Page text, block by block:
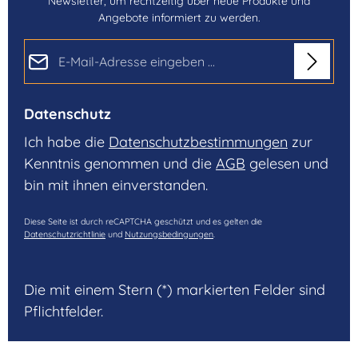
Angebote informiert zu werden.
Datenschutz
Ich habe die Datenschutzbestimmungen zur
Kenntnis genommen und die AGB gelesen und
bin mit ihnen einverstanden.
Diese Seite ist durch reCAPTCHA geschützt und es gelten die
Datenschutzrichtlinie und Nutzungsbedingungen.
Die mit einem Stern (*) markierten Felder sind
Pflichtfelder.